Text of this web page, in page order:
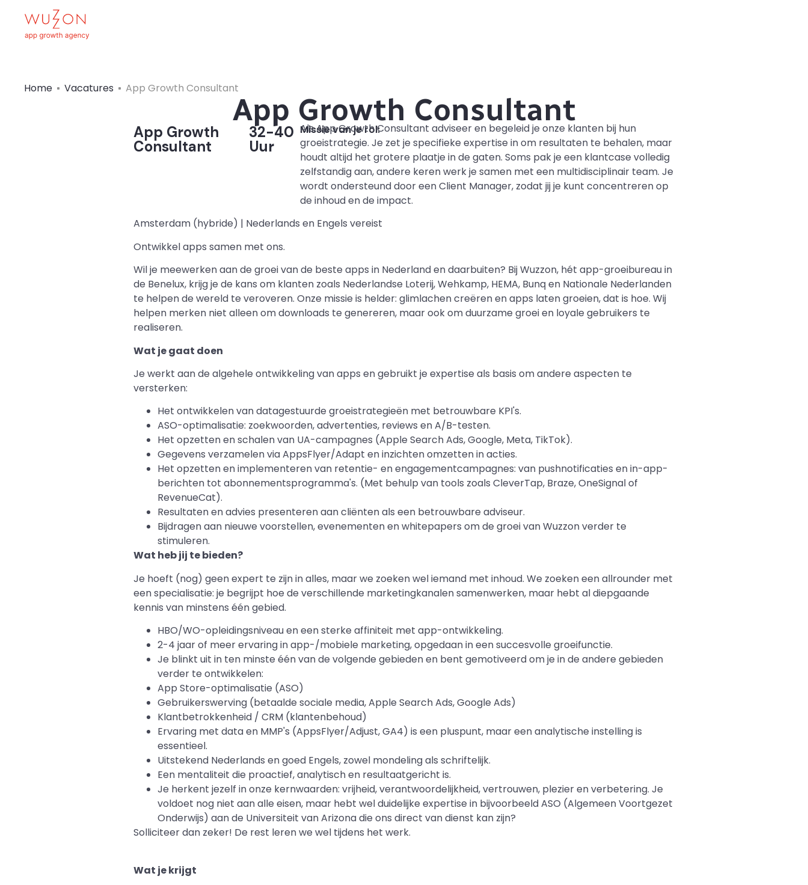
Home Vacatures App Growth Consultant
App Growth Consultant
App Growth
Consultant
32-40
Uur
Missie van je rol:
Als App Growth Consultant adviseer en begeleid je onze klanten bij hun
groeistrategie. Je zet je specifieke expertise in om resultaten te behalen, maar
houdt altijd het grotere plaatje in de gaten. Soms pak je een klantcase volledig
zelfstandig aan, andere keren werk je samen met een multidisciplinair team. Je
wordt ondersteund door een Client Manager, zodat jij je kunt concentreren op
de inhoud en de impact.
Amsterdam (hybride) | Nederlands en Engels vereist
Ontwikkel apps samen met ons.
Wil je meewerken aan de groei van de beste apps in Nederland en daarbuiten? Bij Wuzzon, hét app-groeibureau in
de Benelux, krijg je de kans om klanten zoals Nederlandse Loterij, Wehkamp, ​​HEMA, Bunq en Nationale Nederlanden
te helpen de wereld te veroveren. Onze missie is helder: glimlachen creëren en apps laten groeien, dat is hoe. Wij
helpen merken niet alleen om downloads te genereren, maar ook om duurzame groei en loyale gebruikers te
realiseren.
Wat je gaat doen
Je werkt aan de algehele ontwikkeling van apps en gebruikt je expertise als basis om andere aspecten te
versterken:
Het ontwikkelen van datagestuurde groeistrategieën met betrouwbare KPI's.
ASO-optimalisatie: zoekwoorden, advertenties, reviews en A/B-testen.
Het opzetten en schalen van UA-campagnes (Apple Search Ads, Google, Meta, TikTok).
Gegevens verzamelen via AppsFlyer/Adapt en inzichten omzetten in acties.
Het opzetten en implementeren van retentie- en engagementcampagnes: van pushnotificaties en in-app-
berichten tot abonnementsprogramma's. (Met behulp van tools zoals CleverTap, Braze, OneSignal of
RevenueCat).
Resultaten en advies presenteren aan cliënten als een betrouwbare adviseur.
Bijdragen aan nieuwe voorstellen, evenementen en whitepapers om de groei van Wuzzon verder te
stimuleren.
Wat heb jij te bieden?
Je hoeft (nog) geen expert te zijn in alles, maar we zoeken wel iemand met inhoud. We zoeken een allrounder met
een specialisatie: je begrijpt hoe de verschillende marketingkanalen samenwerken, maar hebt al diepgaande
kennis van minstens één gebied.
HBO/WO-opleidingsniveau en een sterke affiniteit met app-ontwikkeling.
2-4 jaar of meer ervaring in app-/mobiele marketing, opgedaan in een succesvolle groeifunctie.
Je blinkt uit in ten minste één van de volgende gebieden en bent gemotiveerd om je in de andere gebieden
verder te ontwikkelen:
App Store-optimalisatie (ASO)
Gebruikerswerving (betaalde sociale media, Apple Search Ads, Google Ads)
Klantbetrokkenheid / CRM (klantenbehoud)
Ervaring met data en MMP's (AppsFlyer/Adjust, GA4) is een pluspunt, maar een analytische instelling is
essentieel.
Uitstekend Nederlands en goed Engels, zowel mondeling als schriftelijk.
Een mentaliteit die proactief, analytisch en resultaatgericht is.
Je herkent jezelf in onze kernwaarden: vrijheid, verantwoordelijkheid, vertrouwen, plezier en verbetering. Je
voldoet nog niet aan alle eisen, maar hebt wel duidelijke expertise in bijvoorbeeld ASO (Algemeen Voortgezet
Onderwijs) aan de Universiteit van Arizona die ons direct van dienst kan zijn?
Solliciteer dan zeker! De rest leren we wel tijdens het werk.
Wat je krijgt